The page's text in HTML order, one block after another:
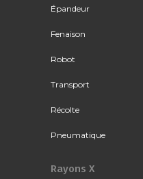
Épandeur
Fenaison
Robot
Transport
Récolte
Pneumatique
Rayons X